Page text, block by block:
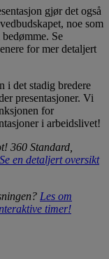
gjør det også
noe som
Se
for mer detaljert
i det stadig bredere
presentasjoner. Vi
for
i arbeidslivet!
360 Standard,
Se en detaljert oversikt
Les om
timer!